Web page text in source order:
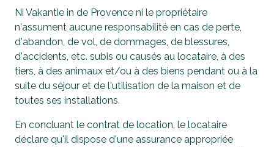
Ni Vakantie in de Provence ni le propriétaire
n'assument aucune responsabilité en cas de perte,
d'abandon, de vol, de dommages, de blessures,
d'accidents, etc. subis ou causés au locataire, à des
tiers, à des animaux et/ou à des biens pendant ou à la
suite du séjour et de l'utilisation de la maison et de
toutes ses installations.
En concluant le contrat de location, le locataire
déclare qu'il dispose d'une assurance appropriée